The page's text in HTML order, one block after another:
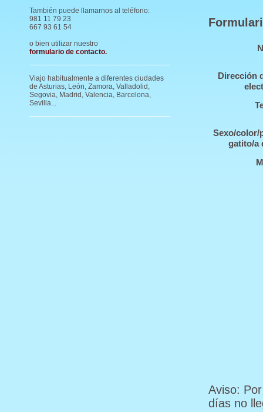
Dirección
Sexo/color/
gatito/a
Aviso:
días no
También puede llamarnos al teléfono:
981 11 79 23
667 93 61 54
o bien utilizar nuestro
formulario de contacto.
Viajo habitualmente a diferentes ciudades
de Asturias, León, Zamora, Valladolid,
Segovia, Madrid, Valencia, Barcelona,
Sevilla...